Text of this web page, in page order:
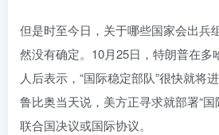
但是时至今日，关于哪些国家会出兵
然没有确定。10月25日，特朗普在多
人后表示，“国际稳定部队”很快就将
鲁比奥当天说，美方正寻求就部署“
联合国决议或国际协议。